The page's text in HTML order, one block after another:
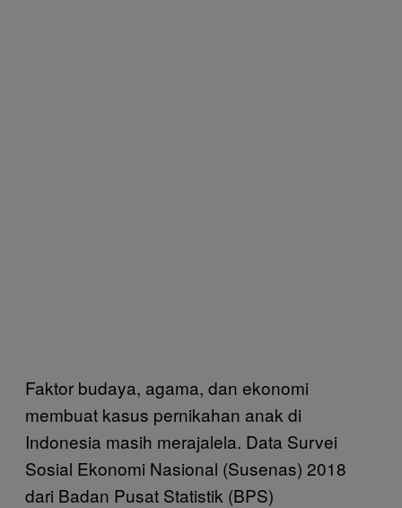
Faktor budaya, agama, dan ekonomi
membuat kasus pernikahan anak di
Indonesia masih merajalela. Data Survei
Sosial Ekonomi Nasional (Susenas) 2018
dari Badan Pusat Statistik (BPS)